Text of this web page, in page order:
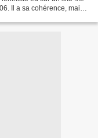
Il a sa cohérence, mais il